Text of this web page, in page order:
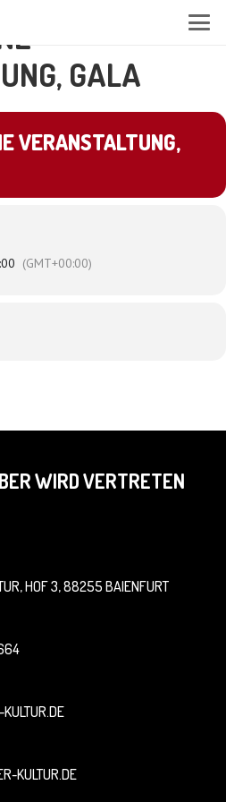
GALA
VERANSTALTUNG,
(GMT+00:00)
WIRD VERTRETEN
HOF 3, 88255 BAIENFURT
KULTUR.DE